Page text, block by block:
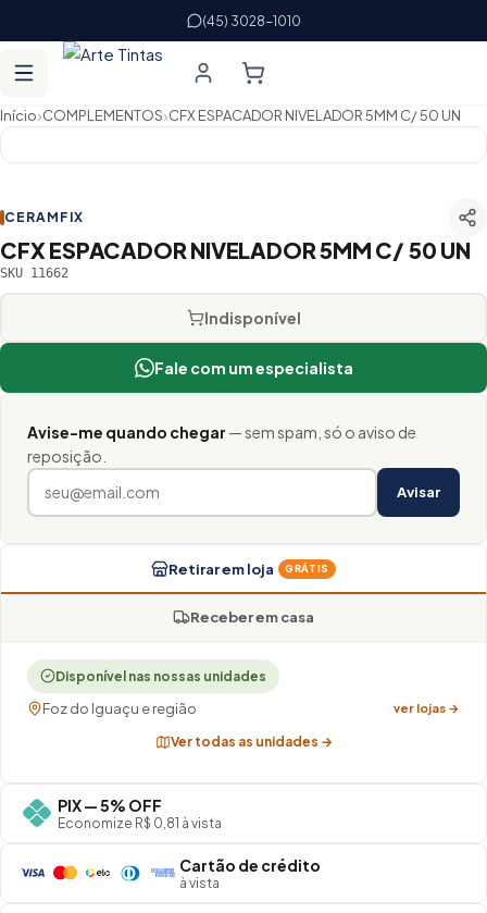
(45) 3028-1010
Início›COMPLEMENTOS›CFX ESPACADOR NIVELADOR 5MM C/ 50 UN
CERAMFIX
CFX ESPACADOR NIVELADOR 5MM C/ 50 UN
SKU 11662
Indisponível
Fale com um especialista
Avise-me quando chegar — sem spam, só o aviso de
reposição.
Avisar
Retirar em loja GRÁTIS
Receber em casa
Disponível nas nossas unidades
Foz do Iguaçu e região ver lojas →
Ver todas as unidades →
PIX — 5% OFF
Economize R$ 0,81 à vista
Cartão de crédito
à vista